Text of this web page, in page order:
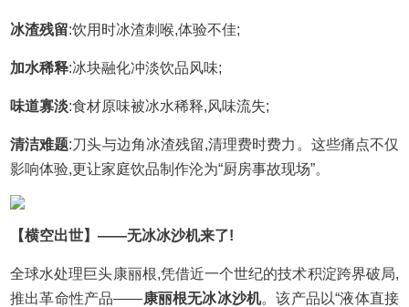
冰渣残留:饮用时冰渣刺喉,体验不佳;
加水稀释:冰块融化冲淡饮品风味;
味道寡淡:食材原味被冰水稀释,风味流失;
清洁难题:刀头与边角冰渣残留,清理费时费力。这些痛点不仅
影响体验,更让家庭饮品制作沦为“厨房事故现场”。
【横空出世】——无冰冰沙机来了!
全球水处理巨头康丽根,凭借近一个世纪的技术积淀跨界破局,
推出革命性产品——康丽根无冰冰沙机。该产品以“液体直接